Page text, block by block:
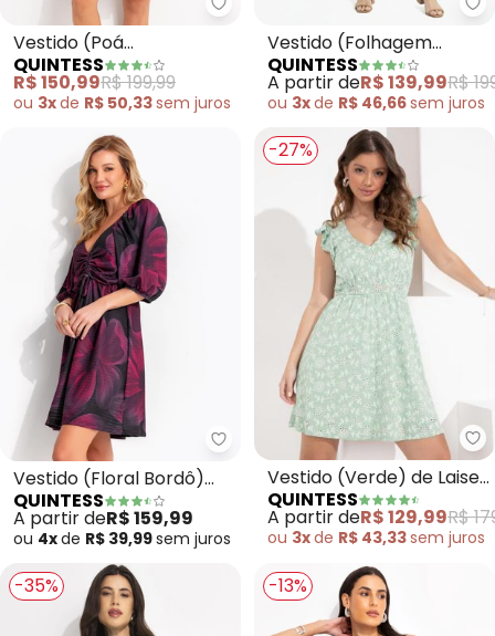
Quintess - Vestido (Poá
Vestido (Poá
Geométrico) em Viscose
Plana
QUINTESS
R$ 150,99R$ 199,99
ou 3xde R$ 50,33sem juros
Vestido (Folhagem
Marrom) em Tule
QUINTESS
A partir deR$ 139,99R$
ou 3xde R$ 46,66sem juros
Quintess - Vestido (Floral
Vestido (Floral Bordô)
em Malha Texturizada
QUINTESS
A partir deR$ 159,99
ou 4xde R$ 39,99sem juros
-27%
Vestido (Verde) de Laise
Cintura Marcada
QUINTESS
A partir deR$ 129,99R$
ou 3xde R$ 43,33sem juros
-35% -13%